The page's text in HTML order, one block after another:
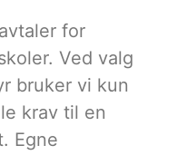
for
Ved valg
bruker vi kun
krav til en
Egne